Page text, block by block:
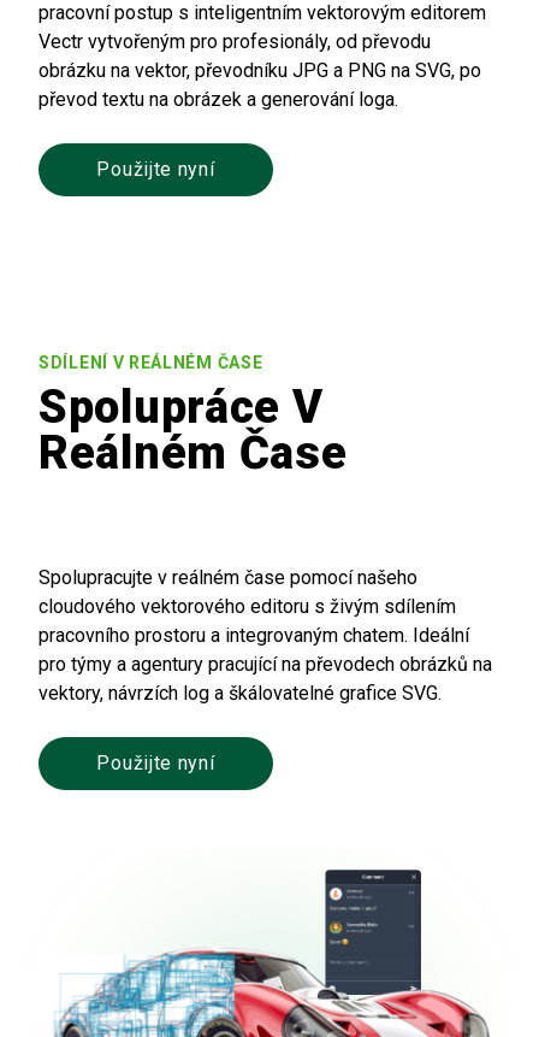
pracovní postup s inteligentním vektorovým editorem
Vectr vytvořeným pro profesionály, od převodu
obrázku na vektor, převodníku JPG a PNG na SVG, po
převod textu na obrázek a generování loga.
Použijte nyní
SDÍLENÍ V REÁLNÉM ČASE
Spolupráce V
Reálném Čase
Spolupracujte v reálném čase pomocí našeho
cloudového vektorového editoru s živým sdílením
pracovního prostoru a integrovaným chatem. Ideální
pro týmy a agentury pracující na převodech obrázků na
vektory, návrzích log a škálovatelné grafice SVG.
Použijte nyní